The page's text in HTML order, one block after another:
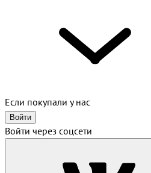
Если покупали у нас
Войти
Войти через соцсети